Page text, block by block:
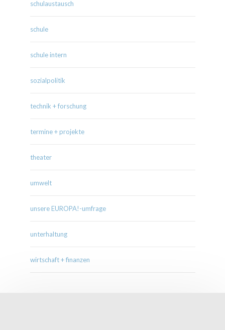
schulaustausch
schule
schule intern
sozialpolitik
technik + forschung
termine + projekte
theater
umwelt
unsere EUROPA!-umfrage
unterhaltung
wirtschaft + finanzen